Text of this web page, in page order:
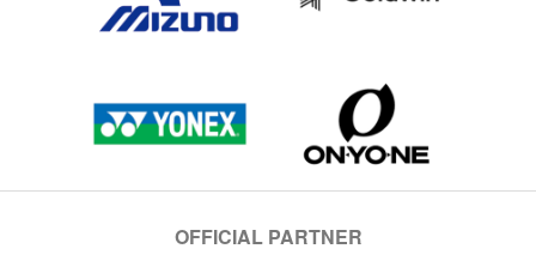
OFFICIAL PARTNER